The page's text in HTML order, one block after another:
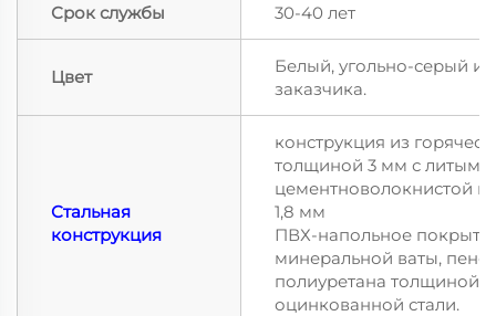
Срок службы 30-40 лет
Цвет
Белый, угольно-серый
заказчика.
Стальная
конструкция
конструкция из
толщиной 3 мм с литыми
цементноволокнистой
1,8 мм
ПВХ-напольное
минеральной ваты,
полиуретана толщиной
оцинкованной стали.